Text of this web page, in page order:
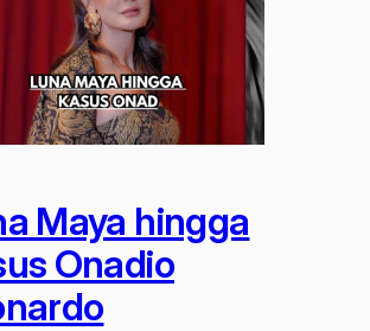
Maya hingga
Onadio